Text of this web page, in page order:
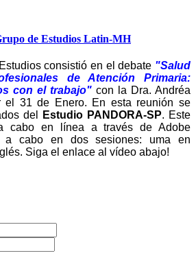
de Estudios Latin-MH
consistió en el debate "Salud
de Atención Primaria:
con el trabajo" con la Dra. Andréa
el 31 de Enero. En esta reunión se
del
Estudio PANDORA-SP. Este
cabo en línea a través de Adobe
cabo en dos sesiones: uma en
Siga el enlace al vídeo abajo!